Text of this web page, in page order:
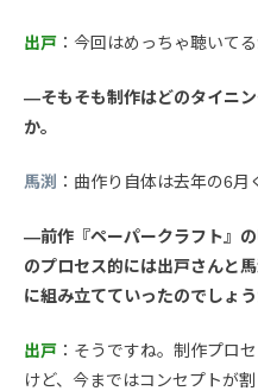
出戸 ：今回はめっちゃ聴いて
—そもそも制作はどのタイニ
か。
馬渕 ：曲作り自体は去年の6月
—前作『ペーパークラフト』
のプロセス的には出戸さんと
に組み立てていったのでしょう
出戸 ：そうですね。制作プロ
けど、今まではコンセプトが